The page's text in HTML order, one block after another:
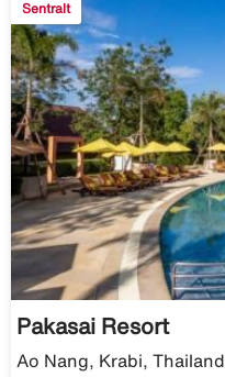
Sentralt
Pakasai Resort
Ao Nang, Krabi, Thailand